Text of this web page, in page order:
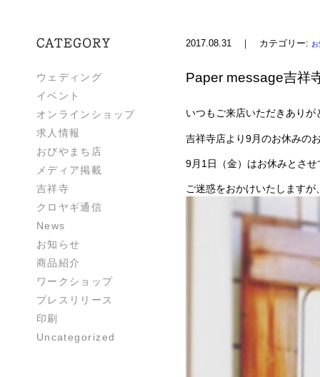
ウェディング
イベント
オンラインショップ
求人情報
おびやまち店
メディア掲載
吉祥寺
クロヤギ通信
News
お知らせ
商品紹介
ワークショップ
プレスリリース
印刷
Uncategorized
2017.08.31 ｜ カテゴリー:お
Paper message吉祥
いつもご来店いただきありが
吉祥寺店より9月のお休みの
9月1日（金）はお休みとさ
ご迷惑をおかけいたします